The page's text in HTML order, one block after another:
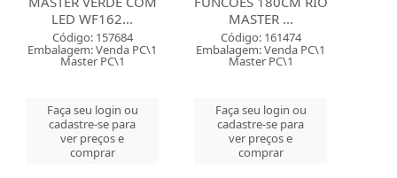
LED WF162...
Código: 157684
Embalagem: Venda PC\1
Master PC\1
Faça seu login ou
cadastre-se para
ver preços e
comprar
MASTER ...
Código: 161474
Embalagem: Venda PC\1
Master PC\1
Faça seu login ou
cadastre-se para
ver preços e
comprar